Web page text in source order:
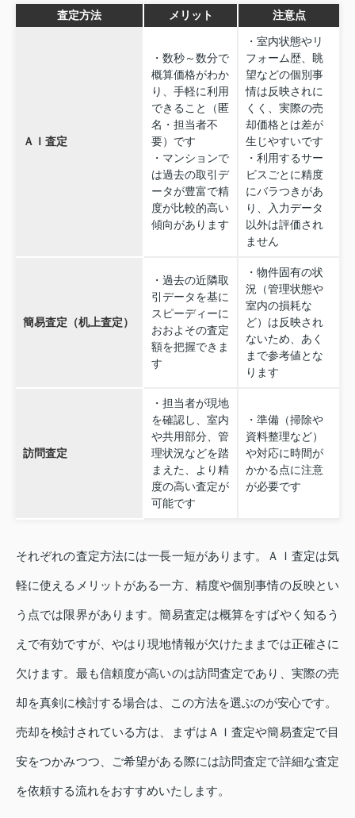
査定方法 メリット 注意点
ＡＩ査定
・数秒～数分で
概算価格がわか
り、手軽に利用
できること（匿
名・担当者不
要）です
・マンションで
は過去の取引デ
ータが豊富で精
度が比較的高い
傾向があります
・室内状態やリ
フォーム歴、眺
望などの個別事
情は反映されに
くく、実際の売
却価格とは差が
生じやすいです
・利用するサー
ビスごとに精度
にバラつきがあ
り、入力データ
以外は評価され
ません
簡易査定（机上査定）
・過去の近隣取
引データを基に
スピーディーに
おおよその査定
額を把握できま
す
・物件固有の状
況（管理状態や
室内の損耗な
ど）は反映され
ないため、あく
まで参考値とな
ります
訪問査定
・担当者が現地
を確認し、室内
や共用部分、管
理状況などを踏
まえた、より精
度の高い査定が
可能です
・準備（掃除や
資料整理など）
や対応に時間が
かかる点に注意
が必要です
それぞれの査定方法には一長一短があります。ＡＩ査定は気
軽に使えるメリットがある一方、精度や個別事情の反映とい
う点では限界があります。簡易査定は概算をすばやく知るう
えで有効ですが、やはり現地情報が欠けたままでは正確さに
欠けます。最も信頼度が高いのは訪問査定であり、実際の売
却を真剣に検討する場合は、この方法を選ぶのが安心です。
売却を検討されている方は、まずはＡＩ査定や簡易査定で目
安をつかみつつ、ご希望がある際には訪問査定で詳細な査定
を依頼する流れをおすすめいたします。